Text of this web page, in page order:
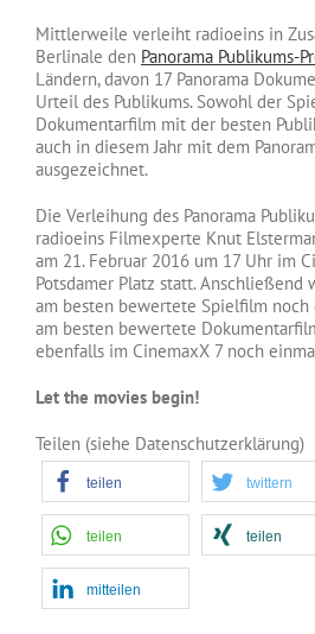
Mittlerweile verleiht radioeins in
Berlinale den Panorama Publikums-
Ländern, davon 17 Panorama
Urteil des Publikums. Sowohl der
Dokumentarfilm mit der besten
auch in diesem Jahr mit dem
ausgezeichnet.
Die Verleihung des Panorama
radioeins Filmexperte Knut
am 21. Februar 2016 um 17 Uhr im
Potsdamer Platz statt. Anschließend
am besten bewertete Spielfilm
am besten bewertete
ebenfalls im CinemaxX 7 noch
Let the movies begin!
Teilen (siehe Datenschutzerklärung)
teilen twittern
teilen teilen
mitteilen